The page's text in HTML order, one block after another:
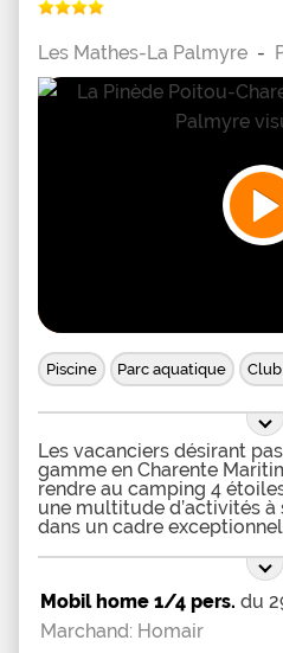
Les Mathes-La Palmyre -
Piscine Parc aquatique
Les vacanciers désirant
gamme en Charente
rendre au camping 4
une multitude d’activités
dans un cadre
aquatique, destiné à tous
pourront s’y amuser grâce
toboggans aquatiques
des toboggans
d’autres qui sont géants.
Mobil home 1/4 pers. du
Marchand: Homair